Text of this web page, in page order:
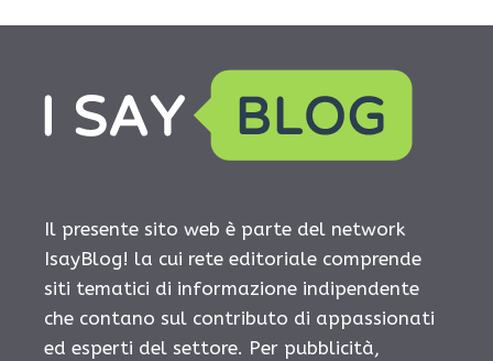
Il presente sito web è parte del network
IsayBlog! la cui rete editoriale comprende
siti tematici di informazione indipendente
che contano sul contributo di appassionati
ed esperti del settore. Per pubblicità,